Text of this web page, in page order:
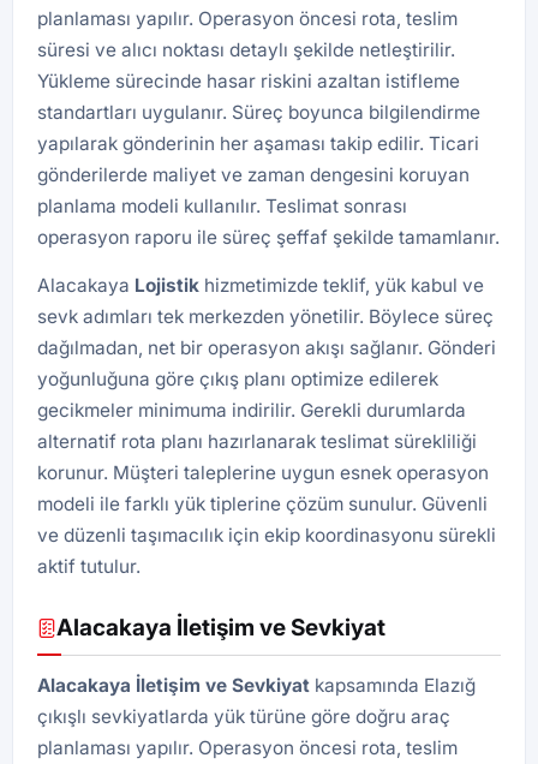
planlaması yapılır. Operasyon öncesi rota, teslim
süresi ve alıcı noktası detaylı şekilde netleştirilir.
Yükleme sürecinde hasar riskini azaltan istifleme
standartları uygulanır. Süreç boyunca bilgilendirme
yapılarak gönderinin her aşaması takip edilir. Ticari
gönderilerde maliyet ve zaman dengesini koruyan
planlama modeli kullanılır. Teslimat sonrası
operasyon raporu ile süreç şeffaf şekilde tamamlanır.
Alacakaya Lojistik hizmetimizde teklif, yük kabul ve
sevk adımları tek merkezden yönetilir. Böylece süreç
dağılmadan, net bir operasyon akışı sağlanır. Gönderi
yoğunluğuna göre çıkış planı optimize edilerek
gecikmeler minimuma indirilir. Gerekli durumlarda
alternatif rota planı hazırlanarak teslimat sürekliliği
korunur. Müşteri taleplerine uygun esnek operasyon
modeli ile farklı yük tiplerine çözüm sunulur. Güvenli
ve düzenli taşımacılık için ekip koordinasyonu sürekli
aktif tutulur.
Alacakaya İletişim ve Sevkiyat
Alacakaya İletişim ve Sevkiyat kapsamında Elazığ
çıkışlı sevkiyatlarda yük türüne göre doğru araç
planlaması yapılır. Operasyon öncesi rota, teslim